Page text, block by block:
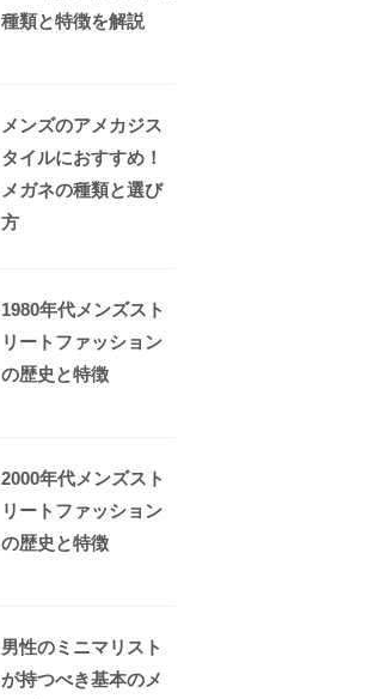
種類と特徴を解説
メンズのアメカジス
タイルにおすすめ！
メガネの種類と選び
方
1980年代メンズスト
リートファッション
の歴史と特徴
2000年代メンズスト
リートファッション
の歴史と特徴
男性のミニマリスト
が持つべき基本のメ